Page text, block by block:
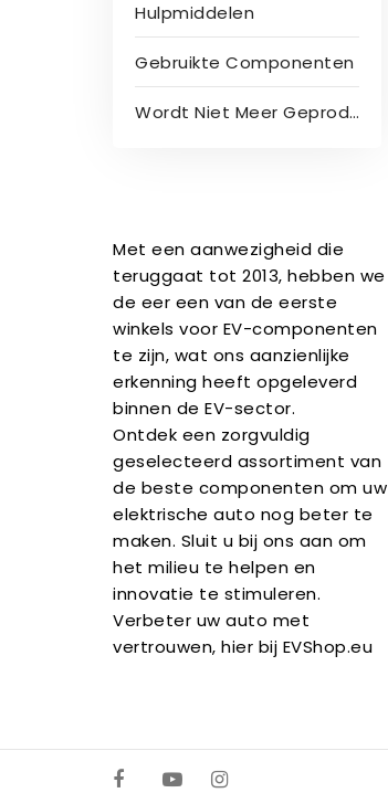
Hulpmiddelen
Gebruikte Componenten
Wordt Niet Meer Geproduceerd
Met een aanwezigheid die
teruggaat tot 2013, hebben we
de eer een van de eerste
winkels voor EV-componenten
te zijn, wat ons aanzienlijke
erkenning heeft opgeleverd
binnen de EV-sector.
Ontdek een zorgvuldig
geselecteerd assortiment van
de beste componenten om uw
elektrische auto nog beter te
maken. Sluit u bij ons aan om
het milieu te helpen en
innovatie te stimuleren.
Verbeter uw auto met
vertrouwen, hier bij EVShop.eu